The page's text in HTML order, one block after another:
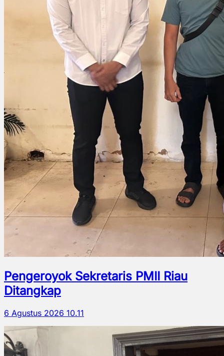
Pengeroyok Sekretaris PMII Riau
Ditangkap
6 Agustus 2026 10.11